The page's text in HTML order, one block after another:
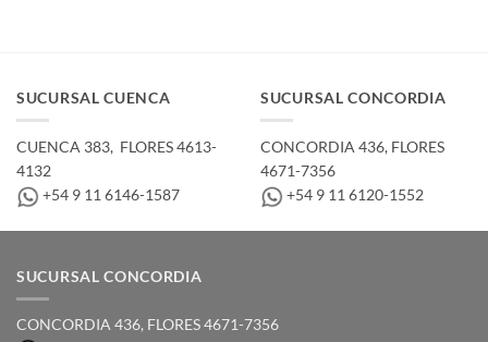
SUCURSAL CUENCA
CUENCA 383, ­ FLORES 4613-
4132
+54 9 11 6146-1587
SUCURSAL CONCORDIA
CONCORDIA 436,­ FLORES
4671-7356
+54 9 11 6120-1552
SUCURSAL CONCORDIA
CONCORDIA 436,­ FLORES 4671-7356